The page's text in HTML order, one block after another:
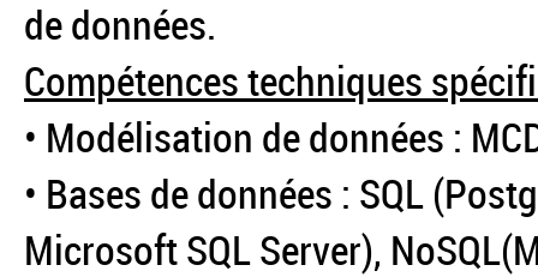
de données.
Compétences techniques
• Modélisation de données :
• Bases de données : SQL
Microsoft SQL Server),